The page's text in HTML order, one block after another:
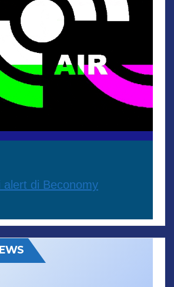
alert di Beconomy